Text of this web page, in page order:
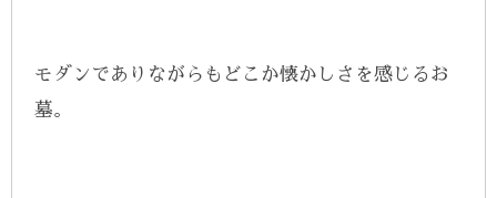
モダンでありながらもどこか懐かしさを感じるお
墓。